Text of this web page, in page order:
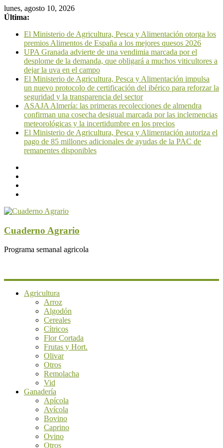
lunes, agosto 10, 2026
Última:
El Ministerio de Agricultura, Pesca y Alimentación otorga los
premios Alimentos de España a los mejores quesos 2026
UPA Granada advierte de una vendimia marcada por el
desplome de la demanda, que obligará a muchos viticultores a
dejar la uva en el campo
El Ministerio de Agricultura, Pesca y Alimentación impulsa
un nuevo protocolo de certificación del ibérico para reforzar la
seguridad y la transparencia del sector
ASAJA Almería: las primeras recolecciones de almendra
confirman una cosecha desigual marcada por las inclemencias
meteorológicas y la incertidumbre en los precios
El Ministerio de Agricultura, Pesca y Alimentación autoriza el
pago de 85 millones adicionales de ayudas de la PAC de
remanentes disponibles
Cuaderno Agrario
Programa semanal agricola
Agricultura
Arroz
Algodón
Cereales
Cítricos
Flor Cortada
Frutas y Hort.
Olivar
Otros
Remolacha
Vid
Ganadería
Apícola
Avícola
Bovino
Caprino
Ovino
Otros